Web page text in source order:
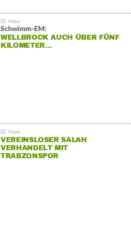
Schwimm-EM:
WELLBROCK AUCH ÜBER FÜNF
KILOMETER…
VEREINSLOSER SALAH
VERHANDELT MIT
TRABZONSPOR